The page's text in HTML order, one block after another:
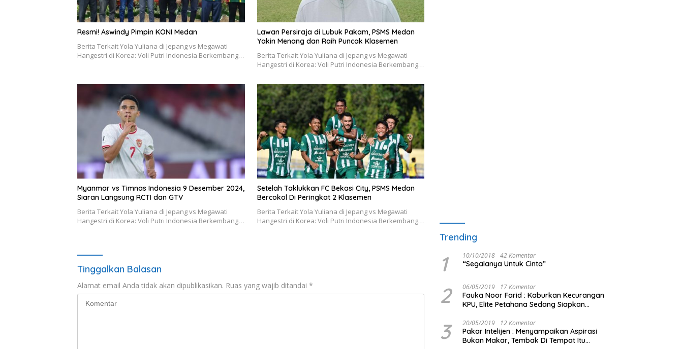
Resmi! Aswindy Pimpin KONI Medan
Berita Terkait Yola Yuliana di Jepang vs Megawati
Hangestri di Korea: Voli Putri Indonesia Berkembang…
Lawan Persiraja di Lubuk Pakam, PSMS Medan
Yakin Menang dan Raih Puncak Klasemen
Berita Terkait Yola Yuliana di Jepang vs Megawati
Hangestri di Korea: Voli Putri Indonesia Berkembang…
Myanmar vs Timnas Indonesia 9 Desember 2024,
Siaran Langsung RCTI dan GTV
Berita Terkait Yola Yuliana di Jepang vs Megawati
Hangestri di Korea: Voli Putri Indonesia Berkembang…
Setelah Taklukkan FC Bekasi City, PSMS Medan
Bercokol Di Peringkat 2 Klasemen
Berita Terkait Yola Yuliana di Jepang vs Megawati
Hangestri di Korea: Voli Putri Indonesia Berkembang…
Tinggalkan Balasan
Alamat email Anda tidak akan dipublikasikan. Ruas yang wajib ditandai *
Trending
1 10/10/2018 42 Komentar
“Segalanya Untuk Cinta”
2 06/05/2019 17 Komentar
Fauka Noor Farid : Kaburkan Kecurangan
KPU, Elite Petahana Sedang Siapkan
3 20/05/2019 12 Komentar
Pakar Intelijen : Menyampaikan Aspirasi
Bukan Makar, Tembak Di Tempat Itu